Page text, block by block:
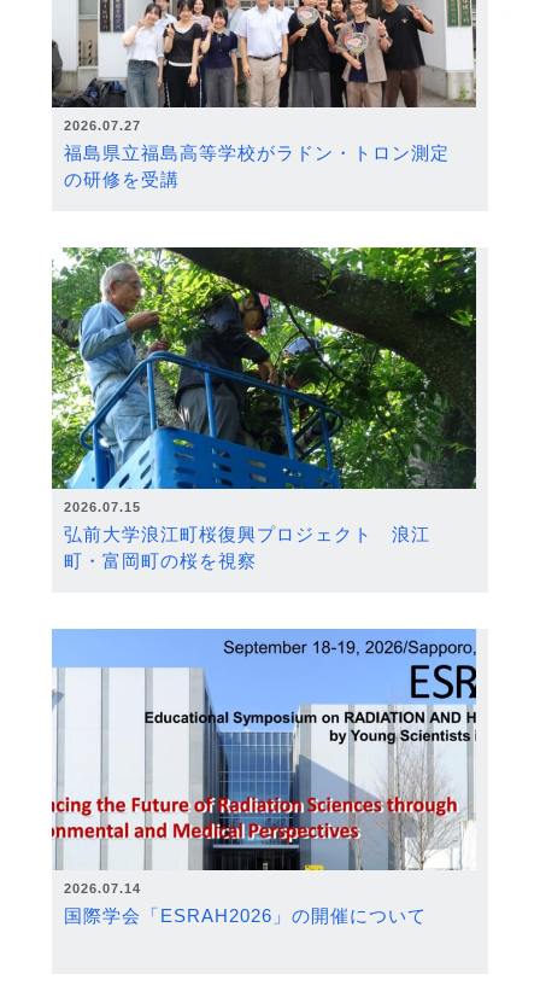
2026.07.27
福島県立福島高等学校がラドン・トロン測定
の研修を受講
2026.07.15
弘前大学浪江町桜復興プロジェクト 浪江
町・富岡町の桜を視察
2026.07.14
国際学会「ESRAH2026」の開催について